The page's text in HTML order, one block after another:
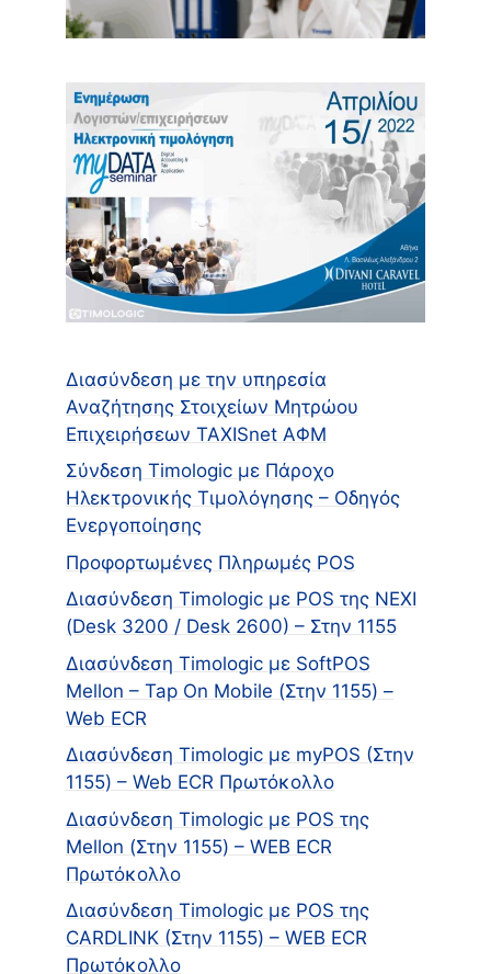
Διασύνδεση με την υπηρεσία
Αναζήτησης Στοιχείων Μητρώου
Επιχειρήσεων TAXISnet ΑΦΜ
Σύνδεση Timologic με Πάροχο
Ηλεκτρονικής Τιμολόγησης – Οδηγός
Ενεργοποίησης
Προφορτωμένες Πληρωμές POS
Διασύνδεση Timologic με POS της NEXI
(Desk 3200 / Desk 2600) – Στην 1155
Διασύνδεση Timologic με SoftPOS
Mellon – Tap On Mobile (Στην 1155) –
Web ECR
Διασύνδεση Timologic με myPOS (Στην
1155) – Web ECR Πρωτόκολλο
Διασύνδεση Timologic με POS της
Mellon (Στην 1155) – WEB ECR
Πρωτόκολλο
Διασύνδεση Timologic με POS της
CARDLINK (Στην 1155) – WEB ECR
Πρωτόκολλο